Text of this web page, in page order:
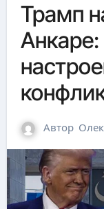
Трамп
Анкаре:
Автор